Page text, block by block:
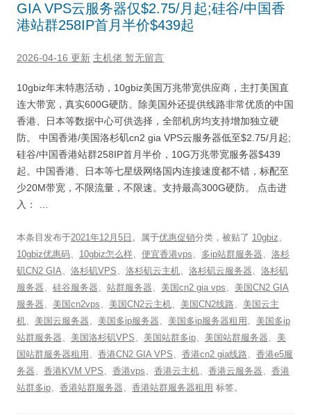
GIA VPS云服务器仅$2.75/月起;硅谷/中国香
港站群258IP首月半价$439起
2026-04-16 更新 主机佬 暂无留言
10gbiz年末特惠活动，10gbiz美国万兆带宽供应商，主打美国直
连大带宽，真实600G硬防。除美国外还提供线路非常优质的中国
香港、日本等数据中心可供选择，全部机房均支持增加独立硬
防。 中国香港/美国洛杉矶cn2 gia VPS云服务器低至$2.75/月起;
硅谷/中国香港站群258IP首月半价，10G万兆带宽服务器$439
起。中国香港、日本等七星级网络国内连接速度都不错，标配至
少20M带宽，不限流量，不限速。支持最高300G硬防。 点击进
入： …
本条目发布于2021年12月5日 。属于优惠促销分类，被贴了 10gbiz、
10gbiz优惠码、 10gbiz怎么样、 便宜香港vps、 多ip站群服务器、 洛杉
矶CN2 GIA、 洛杉矶VPS、 洛杉矶云主机、 洛杉矶云服务器、 洛杉矶
服务器、 硅谷服务器、 站群服务器、 美国cn2 gia vps、 美国CN2 GIA
服务器、 美国cn2vps、 美国CN2云主机、 美国CN2线路、 美国云主
机、 美国云服务器、 美国多ip服务器、 美国多ip服务器租用 、 美国多ip
站群服务器、 美国洛杉矶VPS、 美国站群多ip、 美国站群服务器、 美
国站群服务器租用 、 香港CN2 GIA VPS、 香港cn2 gia线路、 香港e5服
务器、 香港KVM VPS、 香港vps、 香港云主机、 香港云服务器、 香港
站群多ip、 香港站群服务器、 香港站群服务器租用 标签。